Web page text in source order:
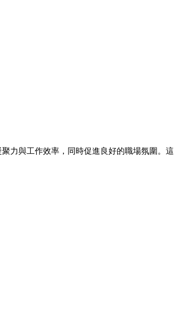
力與工作效率，同時促進良好的職場氛圍。這